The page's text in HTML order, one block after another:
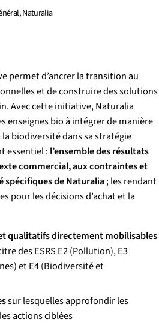
Naturalia
permet d’ancrer la transition au
et de construire des solutions
Avec cette initiative, Naturalia
enseignes bio à intégrer de manière
biodiversité dans sa stratégie
essentiel : l’ensemble des résultats
commercial, aux contraintes et
spécifiques de Naturalia; les rendant
pour les décisions d’achat et la
qualitatifs directement mobilisables
des ESRS E2 (Pollution), E3
et E4 (Biodiversité et
sur lesquelles approfondir les
actions ciblées